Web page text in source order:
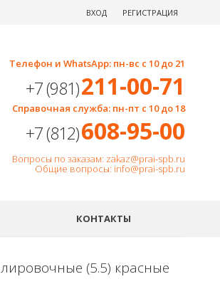
ВХОД РЕГИСТРАЦИЯ
Телефон и WhatsApp: пн-вс с 10 до 21
+7 (981)211-00-71
Справочная служба: пн-пт с 10 до 18
+7 (812)608-95-00
Вопросы по заказам: zakaz@prai-spb.ru
Общие вопросы: info@prai-spb.ru
КОНТАКТЫ
(5.5) красные